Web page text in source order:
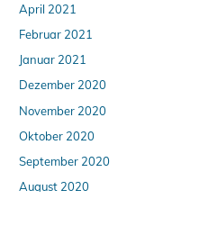
April 2021
Februar 2021
Januar 2021
Dezember 2020
November 2020
Oktober 2020
September 2020
August 2020